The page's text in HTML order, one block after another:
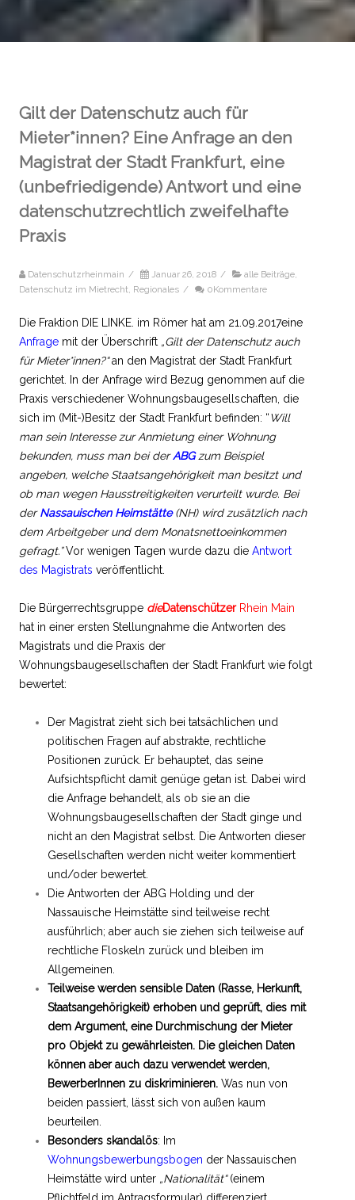
Gilt der Datenschutz auch für
Mieter*innen? Eine Anfrage an den
Magistrat der Stadt Frankfurt, eine
(unbefriedigende) Antwort und eine
datenschutzrechtlich zweifelhafte
Praxis
Datenschutzrheinmain / Januar 26, 2018 / alle Beiträge,
Datenschutz im Mietrecht, Regionales / 0Kommentare
Die Fraktion DIE LINKE. im Römer hat am 21.09.2017eine
Anfrage mit der Überschrift „Gilt der Datenschutz auch
für Mieter*innen?“an den Magistrat der Stadt Frankfurt
gerichtet. In der Anfrage wird Bezug genommen auf die
Praxis verschiedener Wohnungsbaugesellschaften, die
sich im (Mit-)Besitz der Stadt Frankfurt befinden: “Will
man sein Interesse zur Anmietung einer Wohnung
bekunden, muss man bei derABGzum Beispiel
angeben, welche Staatsangehörigkeit man besitzt und
ob man wegen Hausstreitigkeiten verurteilt wurde. Bei
derNassauischen Heimstätte(NH) wird zusätzlich nach
dem Arbeitgeber und dem Monatsnettoeinkommen
gefragt.”Vor wenigen Tagen wurde dazu die Antwort
des Magistrats veröffentlicht.
Die Bürgerrechtsgruppe dieDatenschützer Rhein Main
hat in einer ersten Stellungnahme die Antworten des
Magistrats und die Praxis der
Wohnungsbaugesellschaften der Stadt Frankfurt wie folgt
bewertet:
Der Magistrat zieht sich bei tatsächlichen und
politischen Fragen auf abstrakte, rechtliche
Positionen zurück. Er behauptet, das seine
Aufsichtspflicht damit genüge getan ist. Dabei wird
die Anfrage behandelt, als ob sie an die
Wohnungsbaugesellschaften der Stadt ginge und
nicht an den Magistrat selbst. Die Antworten dieser
Gesellschaften werden nicht weiter kommentiert
und/oder bewertet.
Die Antworten der ABG Holding und der
Nassauische Heimstätte sind teilweise recht
ausführlich; aber auch sie ziehen sich teilweise auf
rechtliche Floskeln zurück und bleiben im
Allgemeinen.
Teilweise werden sensible Daten (Rasse, Herkunft,
Staatsangehörigkeit) erhoben und geprüft, dies mit
dem Argument, eine Durchmischung der Mieter
pro Objekt zu gewährleisten. Die gleichen Daten
können aber auch dazu verwendet werden,
BewerberInnen zu diskriminieren. Was nun von
beiden passiert, lässt sich von außen kaum
beurteilen.
Besonders skandalös: Im
Wohnungsbewerbungsbogen der Nassauischen
Heimstätte wird unter „Nationalität“(einem